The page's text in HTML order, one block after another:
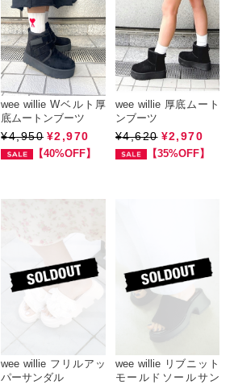
wee willie Wベルト厚
底ムートンブーツ
¥4,950 ¥2,970
【40%OFF】
wee willie 厚底ムート
ンブーツ
¥4,620 ¥2,970
【35%OFF】
wee willie フリルアッ
パーサンダル
wee willie リブニット
モールドソールサン